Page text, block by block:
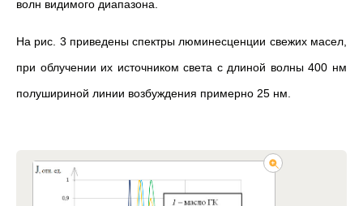
волн видимого диапазона.
На рис. 3 приведены спектры люминесценции свежих масел,
при облучении их источником света с длиной волны 400 нм
полушириной линии возбуждения примерно 25 нм.